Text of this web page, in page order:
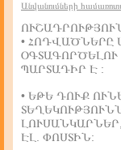
Անվանումների
• ՀՈԴՎԱԾՆԵՐԸ
ՊԱՐՏԱԴԻՐ Է :
• ԵԹԵ ԴՈՒՔ
ԷԼ. ՓՈՍՏԻՆ: